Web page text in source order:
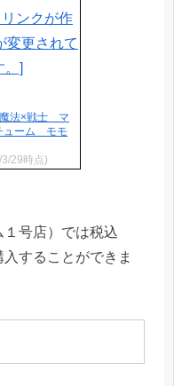
法×戦士 マ
ューム モモ
29時点)
号店）では税込
することができま